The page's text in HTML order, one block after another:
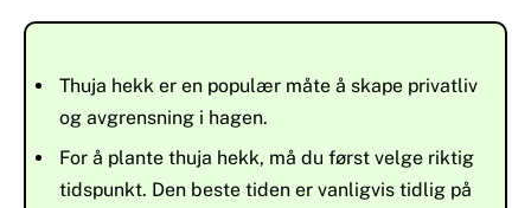
Thuja hekk er en populær måte å skape privatliv
og avgrensning i hagen.
For å plante thuja hekk, må du først velge riktig
tidspunkt. Den beste tiden er vanligvis tidlig på